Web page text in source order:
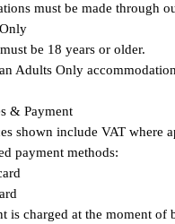
must be made through
be 18 years or older.
Adults Only
& Payment
shown include VAT where
payment methods:
is charged at the moment